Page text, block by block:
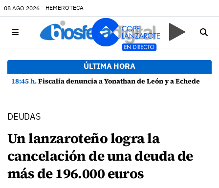
08 AGO 2026 HEMEROTECA
ÚLTIMA HORA
18:45 h.Fiscalía denuncia a Yonathan de León y a Echedey Eugenio por presuntas anomalías en contratos festivos
DEUDAS
Un lanzaroteño logra la
cancelación de una deuda de
más de 196.000 euros